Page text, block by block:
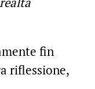
fin
riflessione,